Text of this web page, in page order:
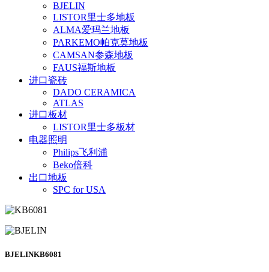
BJELIN
LISTOR里士多地板
ALMA爱玛兰地板
PARKEMO帕克莫地板
CAMSAN参森地板
FAUS福斯地板
进口瓷砖
DADO CERAMICA
ATLAS
进口板材
LISTOR里士多板材
电器照明
Philips飞利浦
Beko倍科
出口地板
SPC for USA
BJELINKB6081